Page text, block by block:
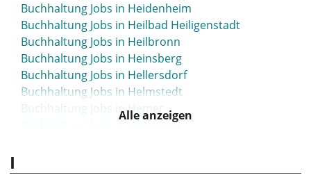
Buchhaltung Jobs in Heidenheim
Buchhaltung Jobs in Heilbad Heiligenstadt
Buchhaltung Jobs in Heilbronn
Buchhaltung Jobs in Heinsberg
Buchhaltung Jobs in Hellersdorf
Buchhaltung Jobs in Helmstedt
Buchhaltung Jobs in Hemer
Buchhaltung Jobs in Hemmoor
Buchhaltung Jobs in Herborn
Alle anzeigen
I